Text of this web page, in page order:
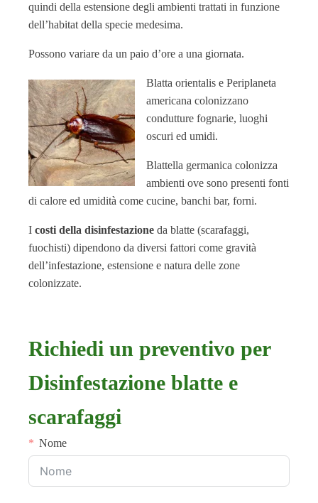
quindi della estensione degli ambienti trattati in funzione
dell’habitat della specie medesima.
Possono variare da un paio d’ore a una giornata.
Blatta orientalis e Periplaneta
americana colonizzano
condutture fognarie, luoghi
oscuri ed umidi.
Blattella germanica colonizza
ambienti ove sono presenti fonti
di calore ed umidità come cucine, banchi bar, forni.
I costi della disinfestazione da blatte (scarafaggi,
fuochisti) dipendono da diversi fattori come gravità
dell’infestazione, estensione e natura delle zone
colonizzate.
Richiedi un preventivo per
Disinfestazione blatte e
scarafaggi
Nome